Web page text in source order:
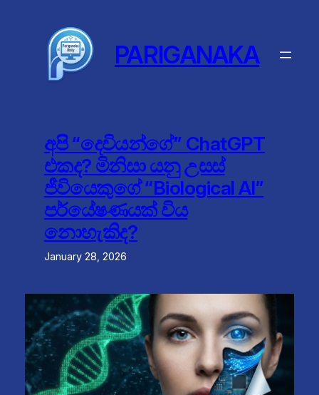
PARIGANAKA
අපි “දෙවියන්ගේ” ChatGPT
එකද? මිනිසා යනු උසස්
ජීවියෙකුගේ “Biological AI”
පර්යේෂණයක් විය
නොහැකිද?
January 28, 2026